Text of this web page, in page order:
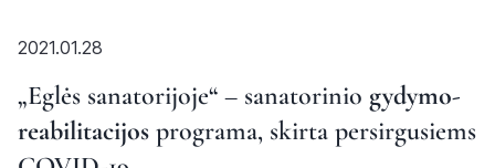
2021.01.28
„Eglės sanatorijoje“ – sanatorinio gydymo-
reabilitacijos programa, skirta persirgusiems